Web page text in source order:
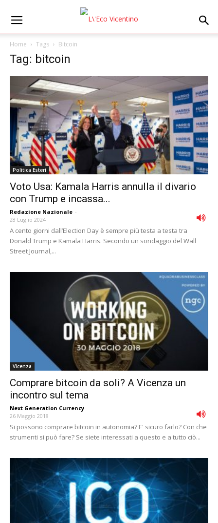
Home Tags Bitcoin
Tag: bitcoin
Politica Esteri
Voto Usa: Kamala Harris annulla il divario
con Trump e incassa...
Redazione Nazionale -
28 Luglio 2024
A cento giorni dall’Election Day è sempre più testa a testa tra
Donald Trump e Kamala Harris. Secondo un sondaggio del Wall
Street Journal,...
Vicenza
Comprare bitcoin da soli? A Vicenza un
incontro sul tema
Next Generation Currency -
26 Maggio 2018
Si possono comprare bitcoin in autonomia? E' sicuro farlo? Con che
strumenti si può fare? Se siete interessati a questo e a tutto ciò...